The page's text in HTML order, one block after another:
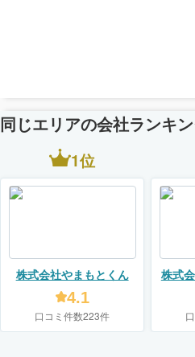
同じエリアの会社ランキ
1位
株式会社やまもとくん
4.1
口コミ件数223件
株式